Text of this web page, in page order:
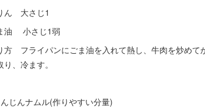
ん 大さじ1
油 小さじ1弱
方 フライパンにごま油を入れて熱し、牛肉を炒めて
り、冷ます。
じんナムル(作りやすい分量)